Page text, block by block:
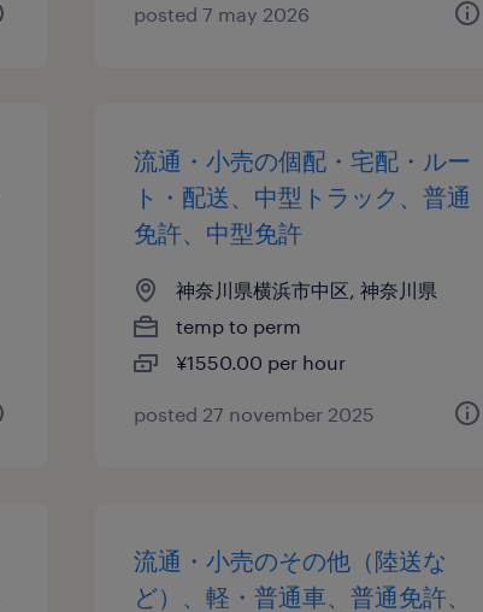
posted 7 may 2026
流通・小売の個配・宅配・ルー
ト・配送、中型トラック、普通
免許、中型免許
神奈川県横浜市中区, 神奈川県
temp to perm
¥1550.00 per hour
posted 27 november 2025
流通・小売のその他（陸送な
ど）、軽・普通車、普通免許、